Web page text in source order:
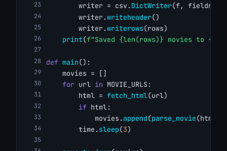
        writer = csv.
DictWriter(f,
        writer.
writeheader()
        writer.
writerows(rows)
print(f"Saved {len(rows)} movies to
def main():
    movies = []
for url in MOVIE_URLS:
        html =
fetch_html(url)
if html:
            movies.
append(parse_movie(html,
        time.
sleep(3)